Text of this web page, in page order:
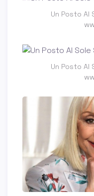
Un Posto Al
Un Posto Al